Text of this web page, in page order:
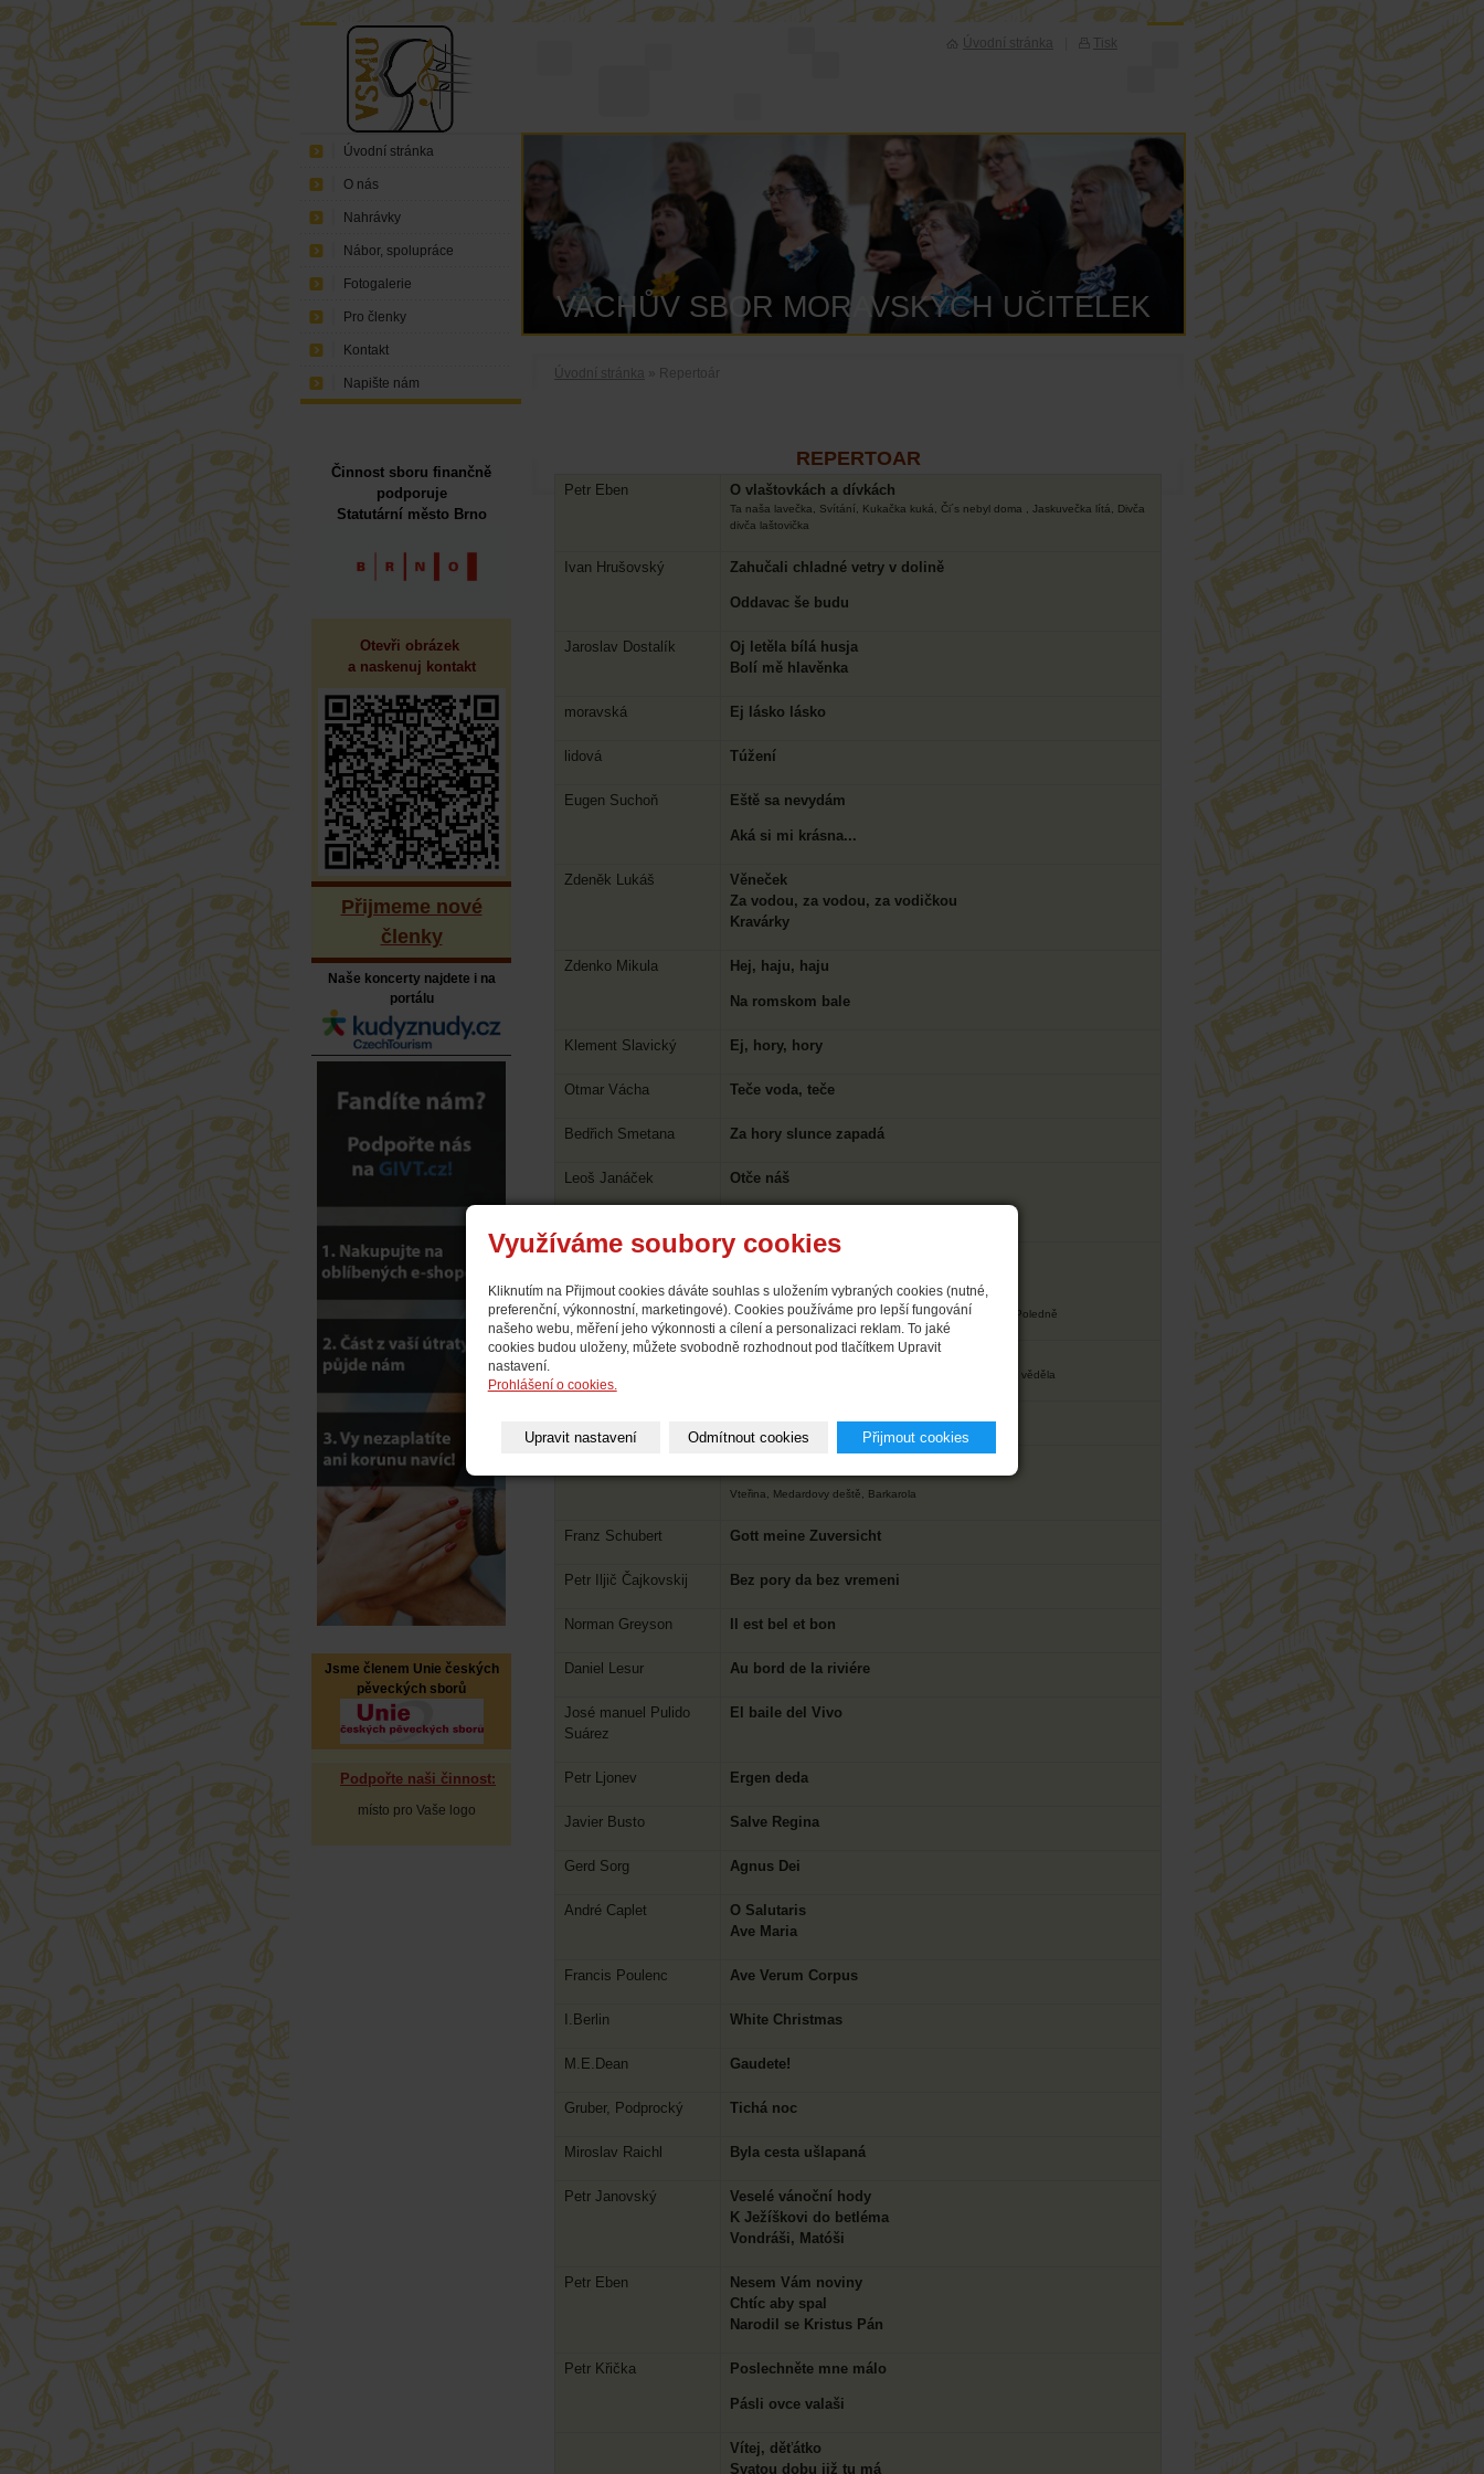
Úvodní stránka » Repertoár
REPERTOAR
Petr Eben O vlaštovkách a dívkách
Ta naša lavečka, Svítání, Kukačka kuká, Či´s nebyl doma , Jaskuvečka lítá, Divča
divča laštovička
Ivan Hrušovský Zahučali chladné vetry v dolině
Oddavac še budu
Jaroslav Dostalík
Oj letěla bílá husja
Bolí mě hlavěnka
moravská Ej lásko lásko
lidová Túžení
Eugen Suchoň Eště sa nevydám
Aká si mi krásna...
Zdeněk Lukáš
Věneček
Za vodou, za vodou, za vodičkou
Kravárky
Zdenko Mikula Hej, haju, haju
Na romskom bale
Klement Slavický Ej, hory, hory
Otmar Vácha Teče voda, teče
Bedřich Smetana Za hory slunce zapadá
Leoš Janáček Otče náš
Bohuslav Martinů Trojhlasé písně posvátné
Petrklíč
Klobouk novej, Nade dvorem, Žaloba, Malované dřevo, Poledně
Zdeněk Blažek Čtyři dvojzpěvy pro ženský sbor a klavír
Studená rosenka, Námluvy, Červené jablúško, Dybych já věděla
Vteřina, Medardovy deště, Barkarola
Franz Schubert Gott meine Zuversicht
Petr Iljič Čajkovskij Bez pory da bez vremeni
Norman Greyson Il est bel et bon
Daniel Lesur Au bord de la riviére
José manuel Pulido
Suárez
El baile del Vivo
Petr Ljonev Ergen deda
Javier Busto Salve Regina
Gerd Sorg Agnus Dei
André Caplet
O Salutaris
Ave Maria
Francis Poulenc Ave Verum Corpus
I.Berlin White Christmas
M.E.Dean Gaudete!
Gruber, Podprocký Tichá noc
Miroslav Raichl Byla cesta ušlapaná
Petr Janovský
Veselé vánoční hody
K Ježíškovi do betléma
Vondráši, Matóši
Petr Eben
Nesem Vám noviny
Chtíc aby spal
Narodil se Kristus Pán
Petr Křička Poslechněte mne málo
Pásli ovce valaši
Vítej, děťátko
Svatou dobu již tu má
VACHŮV SBOR MORAVSKÝCH UČITELEK
Úvodní stránka
O nás
Nahrávky
Nábor, spolupráce
Fotogalerie
Pro členky
Kontakt
Napište nám
Činnost sboru finančně
podporuje
Statutární město Brno
Otevři obrázek
a naskenuj kontakt
Přijmeme nové
členky
Naše koncerty najdete i na
portálu
Jsme členem Unie českých
pěveckých sborů
Podpořte naši činnost:
místo pro Vaše logo
Úvodní stránka Tisk
Využíváme soubory cookies
Kliknutím na Přijmout cookies dáváte souhlas s uložením vybraných cookies (nutné,
preferenční, výkonnostní, marketingové). Cookies používáme pro lepší fungování
našeho webu, měření jeho výkonnosti a cílení a personalizaci reklam. To jaké
cookies budou uloženy, můžete svobodně rozhodnout pod tlačítkem Upravit
nastavení.
Prohlášení o cookies.
Upravit nastavení Odmítnout cookies Přijmout cookies